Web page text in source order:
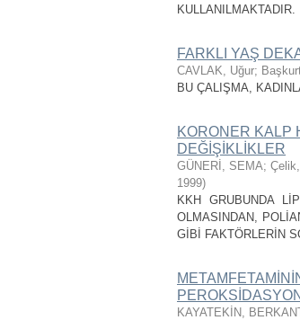
KULLANILMAKTADIR.
FARKLI YAŞ
CAVLAK, Uğur;
BU ÇALIŞMA,
KORONER KALP
DEĞİŞİKLİKLER
GÜNERİ, SEMA;
1999)
KKH GRUBUNDA
OLMASINDAN,
GİBİ FAKTÖRLERİN
KAYATEKİN,